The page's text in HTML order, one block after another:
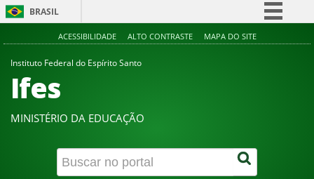
BRASIL
Simplifique!
Canais
ACESSIBILIDADE ALTO CONTRASTE MAPA DO SITE
Instituto Federal do Espírito Santo
Ifes
MINISTÉRIO DA EDUCAÇÃO